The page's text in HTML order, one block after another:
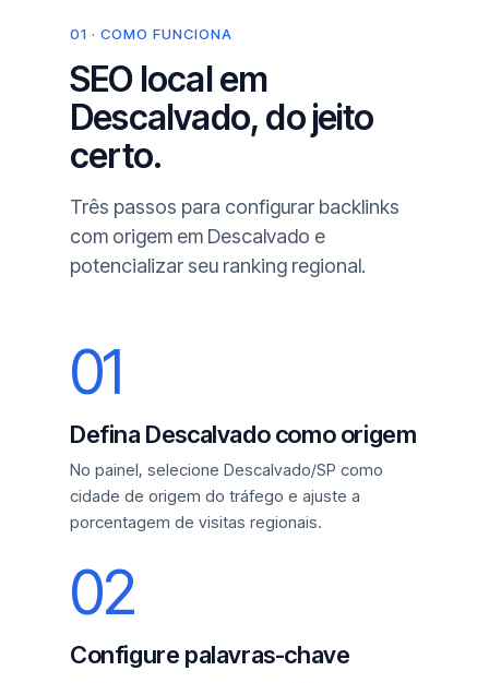
01 · COMO FUNCIONA
SEO local em
Descalvado, do jeito
certo.
Três passos para configurar backlinks
com origem em Descalvado e
potencializar seu ranking regional.
01
Defina Descalvado como origem
No painel, selecione Descalvado/SP como
cidade de origem do tráfego e ajuste a
porcentagem de visitas regionais.
02
Configure palavras-chave